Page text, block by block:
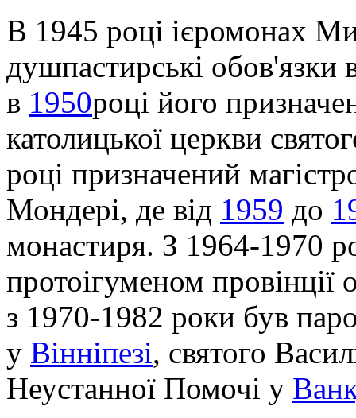
В 1945 році ієромонах
душпастирські обов'язки
в 1950році його
католицької церкви
році призначений
Мондері, де від 1959 до
монастиря. З 1964-1970
протоігуменом провінції
з 1970-1982 роки був
у Вінніпезі, святого
Неустанної Помочі у